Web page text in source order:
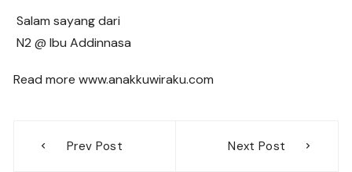
Salam sayang dari
N2 @ Ibu Addinnasa
Read more www.anakkuwiraku.com
navigation
Prev Post Next Post